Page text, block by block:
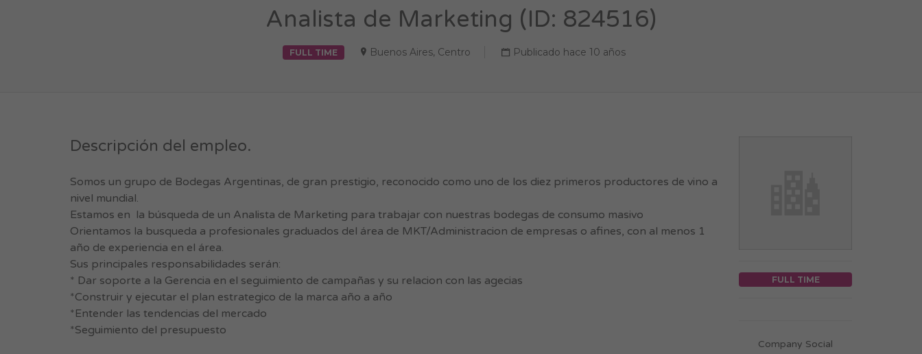
Analista de Marketing (ID: 824516)
FULL TIME Buenos Aires, Centro Publicado hace 10 años
Descripción del empleo.
Somos un grupo de Bodegas Argentinas, de gran prestigio, reconocido como uno de los diez primeros productores de vino a
nivel mundial.
Estamos en la búsqueda de un Analista de Marketing para trabajar con nuestras bodegas de consumo masivo
Orientamos la busqueda a profesionales graduados del área de MKT/Administracion de empresas o afines, con al menos 1
año de experiencia en el área.
Sus principales responsabilidades serán:
* Dar soporte a la Gerencia en el seguimiento de campañas y su relacion con las agecias
*Construir y ejecutar el plan estrategico de la marca año a año
*Entender las tendencias del mercado
*Seguimiento del presupuesto
FULL TIME
Company Social